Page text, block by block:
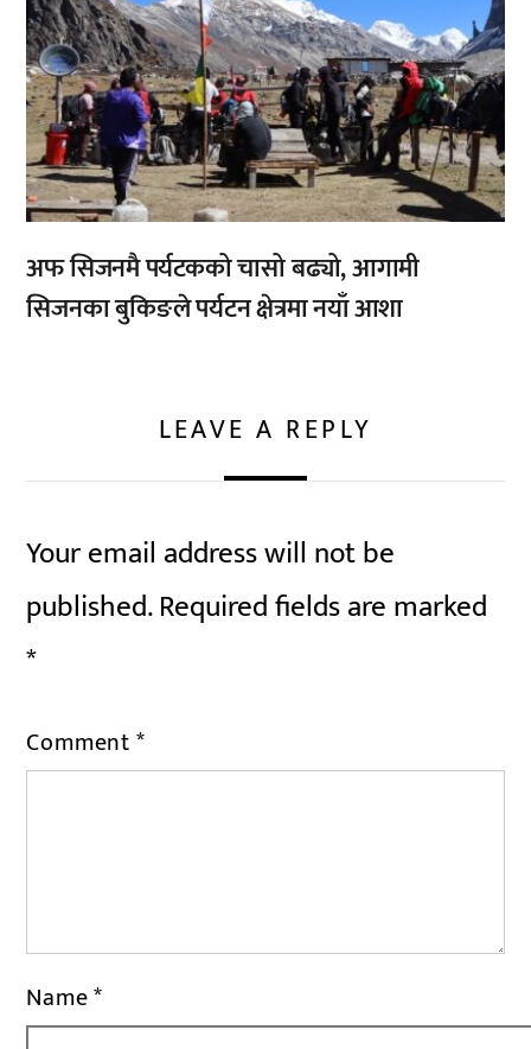
अफ सिजनमै पर्यटकको चासो बढ्यो, आगामी
सिजनका बुकिङले पर्यटन क्षेत्रमा नयाँ आशा
LEAVE A REPLY
Your email address will not be
published.Required fields are marked
*
Comment*
Name*